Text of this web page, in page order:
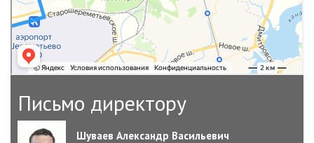
Письмо директору
Шуваев Александр Васильевич